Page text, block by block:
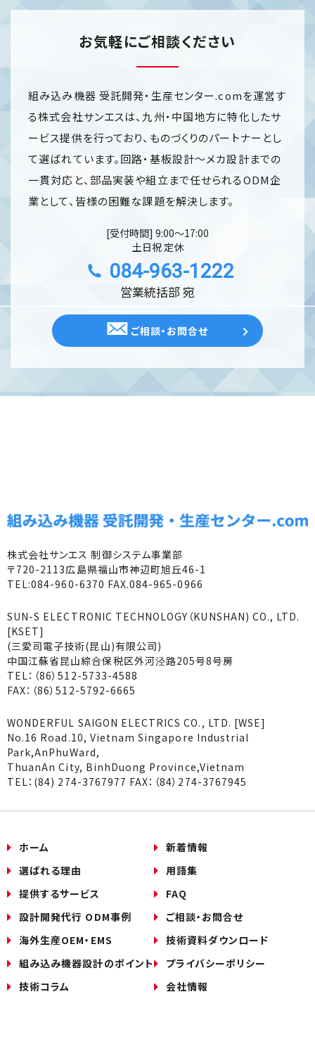
お気軽にご相談ください
組み込み機器 受託開発・生産センター.comを運営す
る株式会社サンエスは、九州・中国地方に特化したサ
ービス提供を行っており、ものづくりのパートナーとし
て選ばれています。回路・基板設計～メカ設計までの
一貫対応と、部品実装や組立まで任せられるODM企
業として、皆様の困難な課題を解決します。
[受付時間] 9:00〜17:00
土日祝 定休
084-963-1222
営業統括部 宛
ご相談・お問合せ
株式会社サンエス 制御システム事業部
〒720-2113広島県福山市神辺町旭丘46-1
TEL:084-960-6370 FAX.084-965-0966
SUN-S ELECTRONIC TECHNOLOGY（KUNSHAN) CO., LTD.
[KSET]
(三愛司電子技術(昆山)有限公司)
中国江蘇省昆山綜合保税区外河泾路205号8号房
TEL：（86）512-5733-4588
FAX：（86）512-5792-6665
WONDERFUL SAIGON ELECTRICS CO., LTD. [WSE]
No.16 Road.10, Vietnam Singapore Industrial
Park,AnPhuWard,
ThuanAn City, BinhDuong Province,Vietnam
TEL：(84) 274-3767977 FAX：（84）274-3767945
ホーム
選ばれる理由
提供するサービス
設計開発代行 ODM事例
海外生産OEM・EMS
組み込み機器設計のポイント
技術コラム
新着情報
用語集
FAQ
ご相談・お問合せ
技術資料ダウンロード
プライバシーポリシー
会社情報